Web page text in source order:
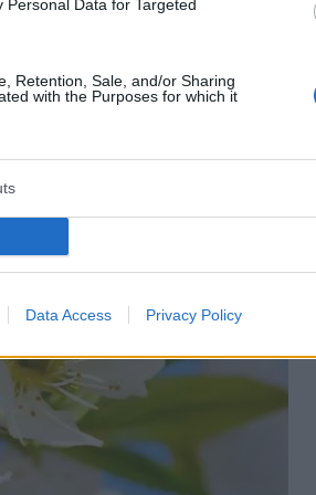
Data for Targeted
Retention, Sale, and/or Sharing
with the Purposes for which it
Data Access Privacy Policy
kurczenia się mięśni
bradykardią połączoną z
takie jak skurcze, bóle